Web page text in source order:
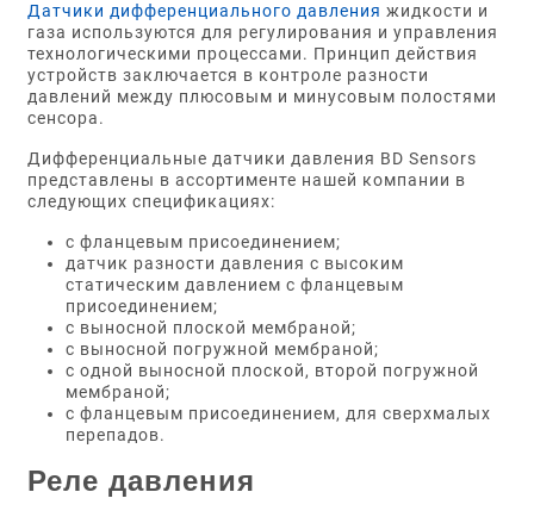
Датчики дифференциального давления жидкости и
газа используются для регулирования и управления
технологическими процессами. Принцип действия
устройств заключается в контроле разности
давлений между плюсовым и минусовым полостями
сенсора.
Дифференциальные датчики давления BD Sensors
представлены в ассортименте нашей компании в
следующих спецификациях:
с фланцевым присоединением;
датчик разности давления с высоким
статическим давлением с фланцевым
присоединением;
с выносной плоской мембраной;
с выносной погружной мембраной;
с одной выносной плоской, второй погружной
мембраной;
с фланцевым присоединением, для сверхмалых
перепадов.
Реле давления